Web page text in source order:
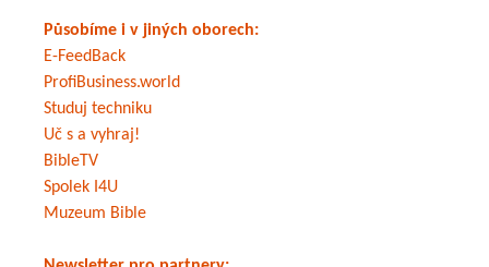
Působíme i v jiných oborech:
E-FeedBack
ProfiBusiness.world
Studuj techniku
Uč s a vyhraj!
BibleTV
Spolek I4U
Muzeum Bible